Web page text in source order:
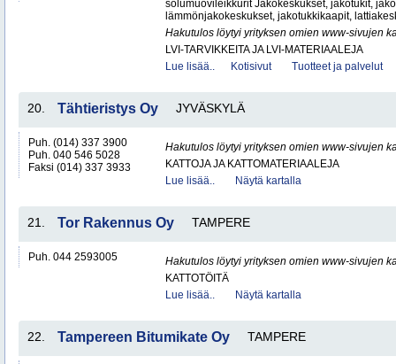
solumuovileikkurit Jakokeskukset, jakotukit,
lämmönjakokeskukset, jakotukkikaapit,
Hakutulos löytyi yrityksen omien www-sivujen
LVI-TARVIKKEITA JA LVI-MATERIAALEJA
Lue lisää..
Kotisivut Tuotteet ja palvelut
20. Tähtieristys Oy JYVÄSKYLÄ
Puh. (014) 337 3900
Puh. 040 546 5028
Faksi (014) 337 3933
Hakutulos löytyi yrityksen omien www-sivujen
KATTOJA JA KATTOMATERIAALEJA
Lue lisää..
Näytä kartalla
21. Tor Rakennus Oy TAMPERE
Puh. 044 2593005
Hakutulos löytyi yrityksen omien www-sivujen
KATTOTÖITÄ
Lue lisää..
Näytä kartalla
22. Tampereen Bitumikate Oy TAMPERE